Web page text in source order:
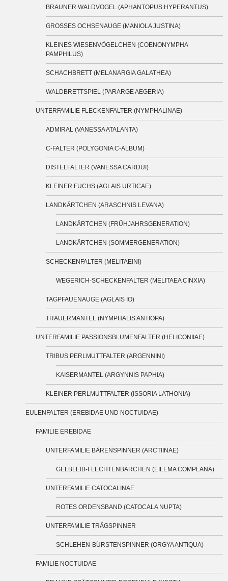
BRAUNER WALDVOGEL (APHANTOPUS HYPERANTUS)
GROSSES OCHSENAUGE (MANIOLA JUSTINA)
KLEINES WIESENVÖGELCHEN (COENONYMPHA
PAMPHILUS)
SCHACHBRETT (MELANARGIA GALATHEA)
WALDBRETTSPIEL (PARARGE AEGERIA)
UNTERFAMILIE FLECKENFALTER (NYMPHALINAE)
ADMIRAL (VANESSA ATALANTA)
C-FALTER (POLYGONIA C-ALBUM)
DISTELFALTER (VANESSA CARDUI)
KLEINER FUCHS (AGLAIS URTICAE)
LANDKÄRTCHEN (ARASCHNIS LEVANA)
LANDKÄRTCHEN (FRÜHJAHRSGENERATION)
LANDKÄRTCHEN (SOMMERGENERATION)
SCHECKENFALTER (MELITAEINI)
WEGERICH-SCHECKENFALTER (MELITAEA CINXIA)
TAGPFAUENAUGE (AGLAIS IO)
TRAUERMANTEL (NYMPHALIS ANTIOPA)
UNTERFAMILIE PASSIONSBLUMENFALTER (HELICONIIAE)
TRIBUS PERLMUTTFALTER (ARGENNINI)
KAISERMANTEL (ARGYNNIS PAPHIA)
KLEINER PERLMUTTFALTER (ISSORIA LATHONIA)
EULENFALTER (EREBIDAE UND NOCTUIDAE)
FAMILIE EREBIDAE
UNTERFAMILIE BÄRENSPINNER (ARCTIINAE)
GELBLEIB-FLECHTENBÄRCHEN (EILEMA COMPLANA)
UNTERFAMILIE CATOCALINAE
ROTES ORDENSBAND (CATOCALA NUPTA)
UNTERFAMILIE TRÄGSPINNER
SCHLEHEN-BÜRSTENSPINNER (ORGYA ANTIQUA)
FAMILIE NOCTUIDAE